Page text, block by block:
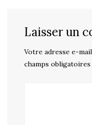
Laisser un
Votre adresse e-
champs obligatoires